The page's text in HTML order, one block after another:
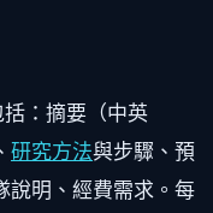
：摘要（中英
研究方法與步驟、預
說明、經費需求。每